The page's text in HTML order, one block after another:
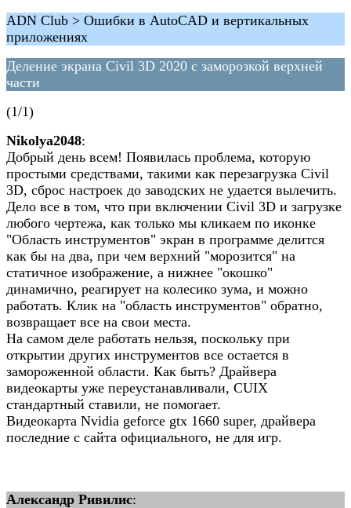
ADN Club > Ошибки в AutoCAD и вертикальных
приложениях
Деление экрана Civil 3D 2020 с заморозкой верхней
части
(1/1)
Nikolya2048:
Добрый день всем! Появилась проблема, которую
простыми средствами, такими как перезагрузка Civil
3D, сброс настроек до заводских не удается вылечить.
Дело все в том, что при включении Civil 3D и загрузке
любого чертежа, как только мы кликаем по иконке
"Область инструментов" экран в программе делится
как бы на два, при чем верхний "морозится" на
статичное изображение, а нижнее "окошко"
динамично, реагирует на колесико зума, и можно
работать. Клик на "область инструментов" обратно,
возвращает все на свои места.
На самом деле работать нельзя, поскольку при
открытии других инструментов все остается в
замороженной области. Как быть? Драйвера
видеокарты уже переустанавливали, CUIX
стандартный ставили, не помогает.
Видеокарта Nvidia geforce gtx 1660 super, драйвера
последние с сайта официального, не для игр.
Александр Ривилис: